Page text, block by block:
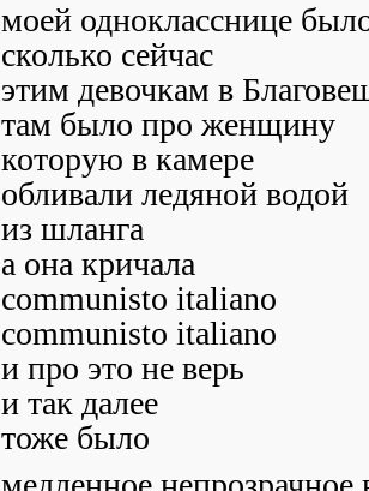
моей однокласснице
сколько сейчас
этим девочкам в
там было про женщину
которую в камере
обливали ледяной водой
из шланга
а она кричала
communisto italiano
communisto italiano
и про это не верь
и так далее
тоже было